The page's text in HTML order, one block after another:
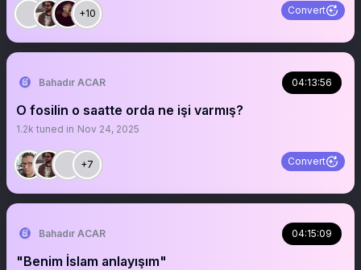
+10 Convert
Bahadır ACAR 04:13:56
O fosilin o saatte orda ne işi varmış?
1.2k tuned in Nov 24, 2025
+7 Convert
Bahadır ACAR 04:15:09
"Benim İslam anlayışım"